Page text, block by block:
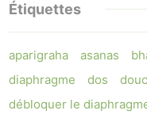
Étiquettes
aparigraha asanas
diaphragme
dos
débloquer le